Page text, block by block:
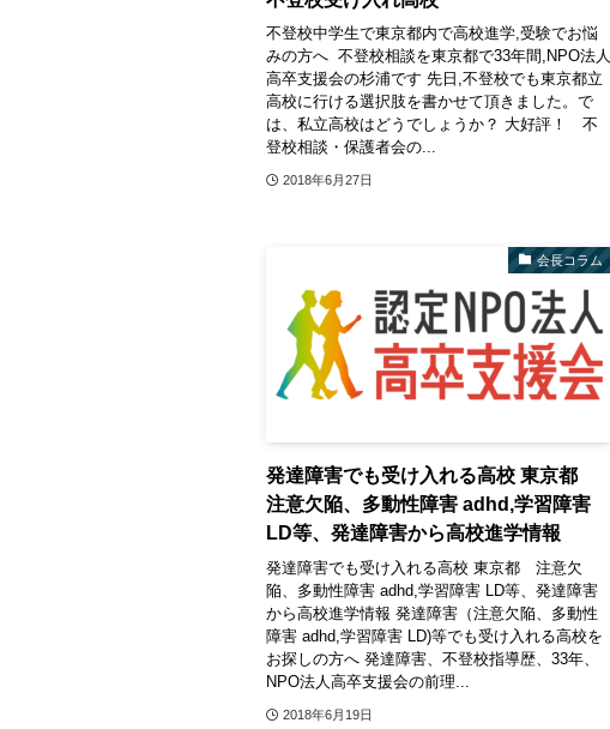
不登校中学生で東京都内で高校進学,受験でお悩
みの方へ 不登校相談を東京都で33年間,NPO法人
高卒支援会の杉浦です 先日,不登校でも東京都立
高校に行ける選択肢を書かせて頂きました。で
は、私立高校はどうでしょうか？ 大好評！ 不
登校相談・保護者会の...
2018年6月27日
会長コラム
発達障害でも受け入れる高校 東京都
注意欠陥、多動性障害 adhd,学習障害
LD等、発達障害から高校進学情報
発達障害でも受け入れる高校 東京都 注意欠
陥、多動性障害 adhd,学習障害 LD等、発達障害
から高校進学情報 発達障害（注意欠陥、多動性
障害 adhd,学習障害 LD)等でも受け入れる高校を
お探しの方へ 発達障害、不登校指導歴、33年、
NPO法人高卒支援会の前理...
2018年6月19日